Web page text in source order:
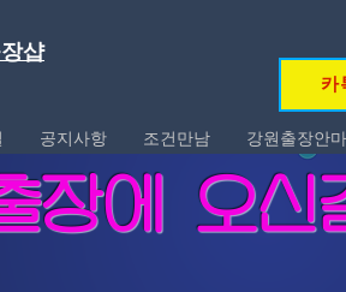
샵
카
공지사항 조건만남 강원출장안마
장에 오신